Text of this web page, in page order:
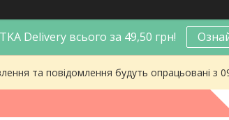
Delivery всього за 49,50 грн!
та повідомлення будуть опрацьовані з